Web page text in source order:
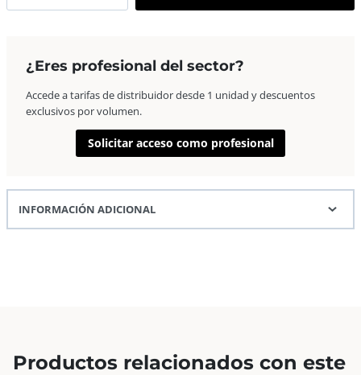
Euro
40×50
Nogal
¿Eres profesional del sector?
Accede a tarifas de distribuidor desde 1 unidad y descuentos
exclusivos por volumen.
Solicitar acceso como profesional
INFORMACIÓN ADICIONAL
Productos relacionados con este